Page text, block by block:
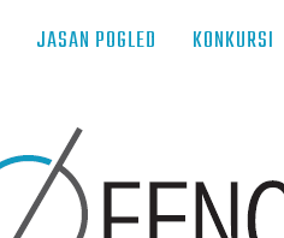
JASAN POGLED KONKURSI